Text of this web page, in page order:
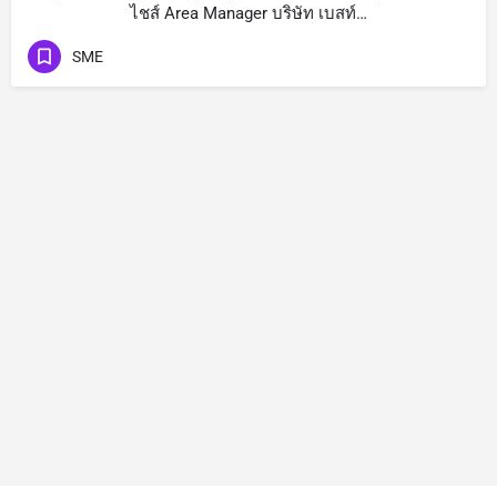
ไชส์ Area Manager บริษัท เบสท์…
SME